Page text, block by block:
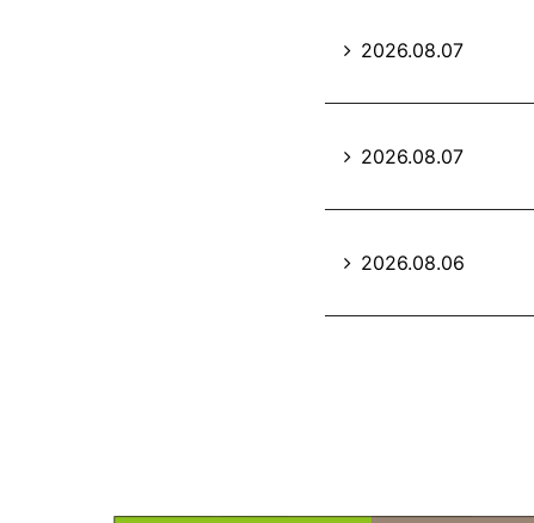
2026.08.07
2026.08.07
2026.08.06